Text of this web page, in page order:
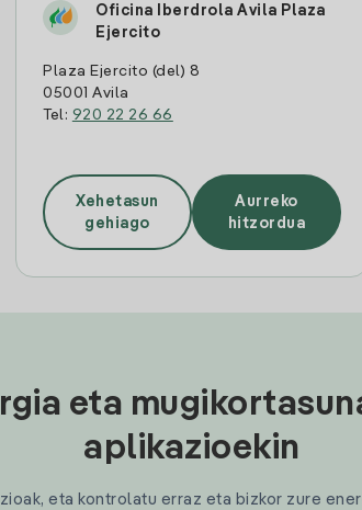
Oficina Iberdrola Avila Plaza
Ejercito
Plaza Ejercito (del) 8
05001 Avila
Tel: 920 22 26 66
Xehetasun
gehiago
Aurreko
hitzordua
eta
aplikazioekin
eta kontrolatu erraz eta bizkor zure